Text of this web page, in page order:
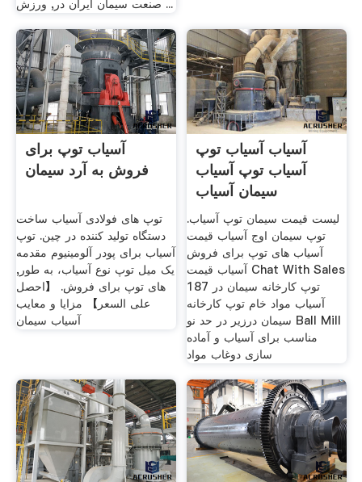
صنعت سیمان ایران در, ورزش ...
آسیاب توپ برای
فروش به آرد سیمان
توپ های فولادی آسیاب ساخت
دستگاه تولید کننده در چین. توپ
آسیاب برای پودر آلومینیوم مقدمه
یک میل توپ نوع آسیاب، به طور,
های توپ برای فروش. 【احصل
على السعر】 مزایا و معایب
آسیاب سیمان
آسیاب آسیاب توپ
آسیاب توپ آسیاب
سیمان آسیاب
لیست قیمت سیمان توپ آسیاب.
توپ سیمان اوج آسیاب قیمت
آسیاب های توپ برای فروش
آسیاب قیمت Chat With Sales
187 توپ کارخانه سیمان در
آسیاب مواد خام توپ کارخانه
سیمان درزیر در حد نو Ball Mill
مناسب برای آسیاب و آماده
سازی دوغاب مواد